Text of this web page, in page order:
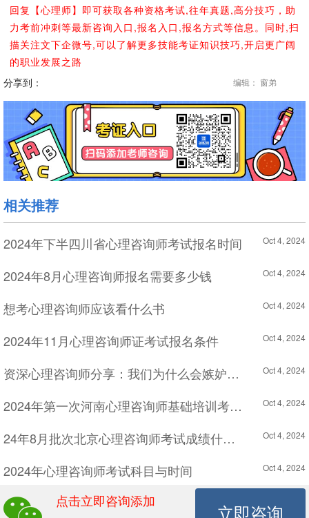
回复【心理师】即可获取各种资格考试,往年真题,高分技巧，助
力考前冲刺等最新咨询入口,报名入口,报名方式等信息。同时,扫
描关注文下企微号,可以了解更多技能考证知识技巧,开启更广阔
的职业发展之路
分享到：
编辑： 窗弟
相关推荐
2024年下半四川省心理咨询师考试报名时间 Oct 4, 2024
2024年8月心理咨询师报名需要多少钱 Oct 4, 2024
想考心理咨询师应该看什么书 Oct 4, 2024
2024年11月心理咨询师证考试报名条件 Oct 4, 2024
资深心理咨询师分享：我们为什么会嫉妒别人？当嫉妒攻心时怎么办？ Oct 4, 2024
2024年第一次河南心理咨询师基础培训考试合格分数线 Oct 4, 2024
24年8月批次北京心理咨询师考试成绩什么时候公布 Oct 4, 2024
2024年心理咨询师考试科目与时间 Oct 4, 2024
心理咨询师需要买什么书籍
点击立即咨询添加
立即咨询